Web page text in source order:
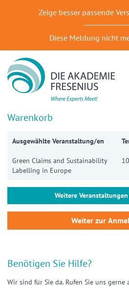
Zeige besser passende
Diese Meldung nicht
Warenkorb
Ausgewählte Veranstaltung/en
Green Claims and Sustainability
Labelling in Europe
Weitere
Benötigen Sie Hilfe?
Wir sind für Sie da. Rufen Sie uns